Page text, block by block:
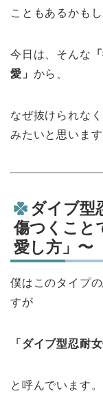
こともあるかもし
今日は、そんな
愛」 から、
なぜ抜けられな
みたいと思います
ダイブ型
傷つくこと
愛し方」〜
僕はこのタイプ
すが
「ダイブ型忍耐女
と呼んでいます。